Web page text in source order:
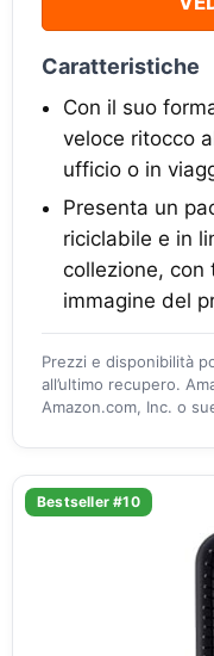
Caratteristiche
Con il suo
veloce ritocco
ufficio o in
Presenta un
riciclabile e in
collezione, con
immagine del
Prezzi e disponibilità
all’ultimo recupero.
Amazon.com, Inc. o
Bestseller #10